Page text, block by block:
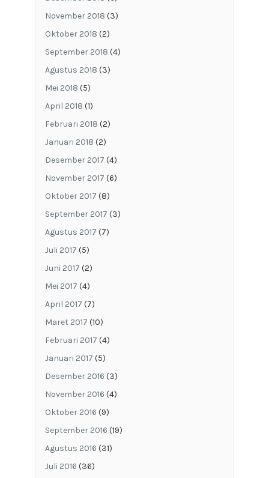
November 2018 (3)
Oktober 2018 (2)
September 2018 (4)
Agustus 2018 (3)
Mei 2018 (5)
April 2018 (1)
Februari 2018 (2)
Januari 2018 (2)
Desember 2017 (4)
November 2017 (6)
Oktober 2017 (8)
September 2017 (3)
Agustus 2017 (7)
Juli 2017 (5)
Juni 2017 (2)
Mei 2017 (4)
April 2017 (7)
Maret 2017 (10)
Februari 2017 (4)
Januari 2017 (5)
Desember 2016 (3)
November 2016 (4)
Oktober 2016 (9)
September 2016 (19)
Agustus 2016 (31)
Juli 2016 (36)